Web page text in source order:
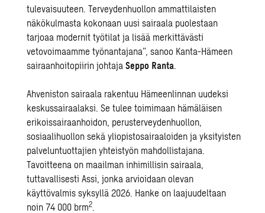
tulevaisuuteen. Terveydenhuollon ammattilaisten
näkökulmasta kokonaan uusi sairaala puolestaan
tarjoaa modernit työtilat ja lisää merkittävästi
vetovoimaamme työnantajana”, sanoo Kanta-Hämeen
sairaanhoitopiirin johtajaSeppo Ranta.
Ahveniston sairaala rakentuu Hämeenlinnan uudeksi
keskussairaalaksi. Se tulee toimimaan hämäläisen
erikoissairaanhoidon, perusterveydenhuollon,
sosiaalihuollon sekä yliopistosairaaloiden ja yksityisten
palveluntuottajien yhteistyön mahdollistajana.
Tavoitteena on maailman inhimillisin sairaala,
tuttavallisesti Assi, jonka arvioidaan olevan
käyttövalmis syksyllä 2026. Hanke on laajuudeltaan
noin 74 000 brm2.